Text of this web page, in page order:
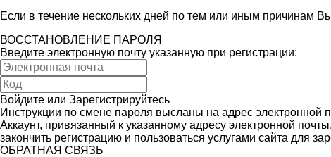
Если в течение нескольких дней по тем или иным причинам
ВОССТАНОВЛЕНИЕ ПАРОЛЯ
Введите электронную почту указанную при регистрации:
Войдите или Зарегистрируйтесь
Инструкции по смене пароля высланы на адрес электронной
Аккаунт, привязанный к указанному адресу электронной
закончить регистрацию и пользоваться услугами сайта для
ОБРАТНАЯ СВЯЗЬ